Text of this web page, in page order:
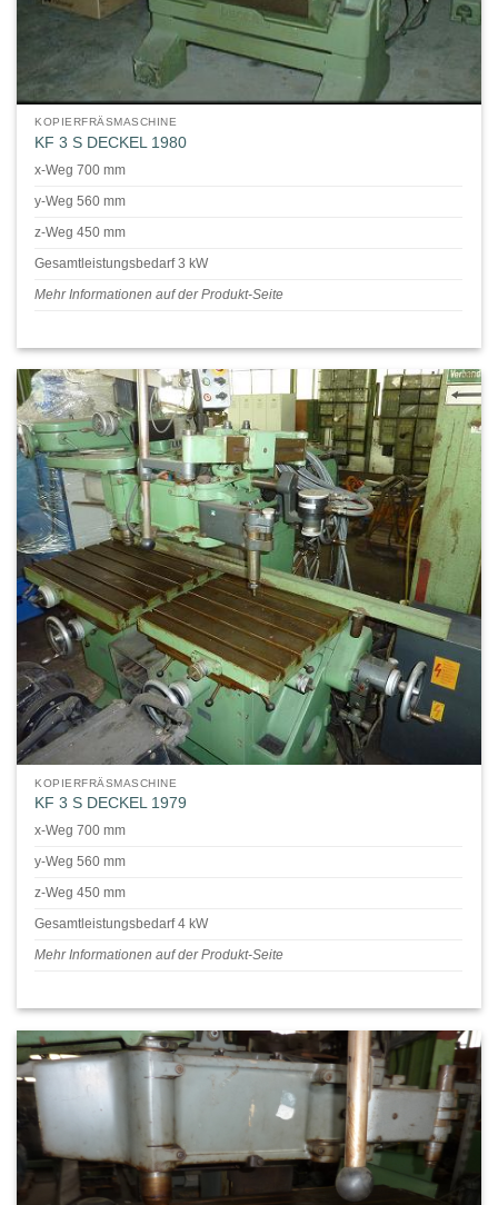
KOPIERFRÄSMASCHINE
KF 3 S DECKEL 1980
x-Weg 700 mm
y-Weg 560 mm
z-Weg 450 mm
Gesamtleistungsbedarf 3 kW
Mehr Informationen auf der Produkt-Seite
KOPIERFRÄSMASCHINE
KF 3 S DECKEL 1979
x-Weg 700 mm
y-Weg 560 mm
z-Weg 450 mm
Gesamtleistungsbedarf 4 kW
Mehr Informationen auf der Produkt-Seite